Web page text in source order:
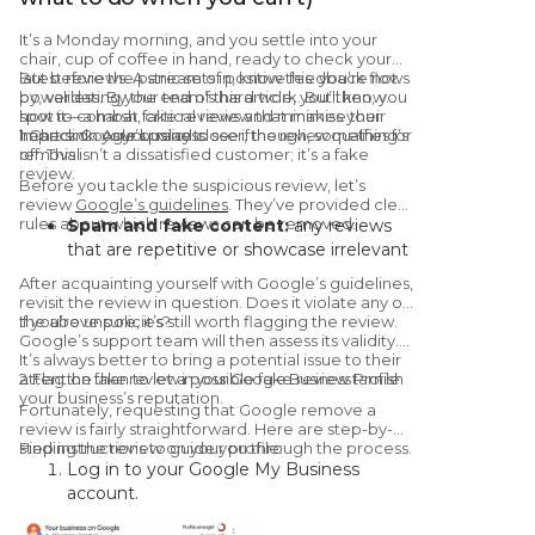
It’s a Monday morning, and you settle into your
chair, cup of coffee in hand, ready to check your
latest reviews. A stream of positive feedback flows
by, validating your team’s hard work. But then, you
spot it—a harsh, critical review that makes your
heart sink. As you read closer, though, something’s
off. This isn’t a dissatisfied customer; it’s a fake
review.
But before the panic sets in, know this: you’re not
powerless. By the end of this article, you’ll know
how to combat fake reviews and minimise their
impact on your business.
1. Check Google’s policy to see if the review qualifies for
removal
Before you tackle the suspicious review, let’s
review Google’s guidelines . They’ve provided clear
rules about which reviews can be removed.
Spam and fake content:any reviews
that are repetitive or showcase irrelevant
content, and any reviews that aren’t
based on a real experience or are from
fake accounts, are against Google’s
policies.
Off-topic reviews:reviews that don’t
pertain to an actual experience, including
ones that touch on political ideologies,
social causes, or other unrelated issues,
can be flagged for removal.
Restricted content:
After acquainting yourself with Google’s guidelines,
revisit the review in question. Does it violate any of
the above policies?
If you’re unsure, it’s still worth flagging the review.
Google’s support team will then assess its validity.
It’s always better to bring a potential issue to their
attention than to let a possible fake review tarnish
your business’s reputation.
2. Flag the fake review in your Google Business Profile
Fortunately, requesting that Google remove a
review is fairly straightforward. Here are step-by-
step instructions to guide you through the process.
Finding the review on your profile:
Log in to your Google My Business
account.